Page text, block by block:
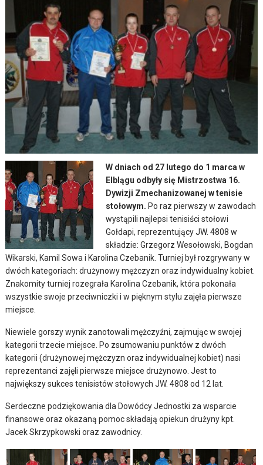
W dniach od 27 lutego do 1 marca w
Elblągu odbyły się Mistrzostwa 16.
Dywizji Zmechanizowanej w tenisie
stołowym. Po raz pierwszy w zawodach
wystąpili najlepsi tenisiści stołowi
Gołdapi, reprezentujący JW. 4808 w
składzie: Grzegorz Wesołowski, Bogdan
Wikarski, Kamil Sowa i Karolina Czebanik.Turniej był rozgrywany w
dwóch kategoriach: drużynowy mężczyzn oraz indywidualny kobiet.
Znakomity turniej rozegrała Karolina Czebanik, która pokonała
wszystkie swoje przeciwniczki i w pięknym stylu zajęła pierwsze
miejsce.
Niewiele gorszy wynik zanotowali mężczyźni, zajmując w swojej
kategorii trzecie miejsce. Po zsumowaniu punktów z dwóch
kategorii (drużynowej mężczyzn oraz indywidualnej kobiet) nasi
reprezentanci zajęli pierwsze miejsce drużynowo. Jest to
największy sukces tenisistów stołowych JW. 4808 od 12 lat.
Serdeczne podziękowania dla Dowódcy Jednostki za wsparcie
finansowe oraz okazaną pomoc składają opiekun drużyny kpt.
Jacek Skrzypkowski oraz zawodnicy.